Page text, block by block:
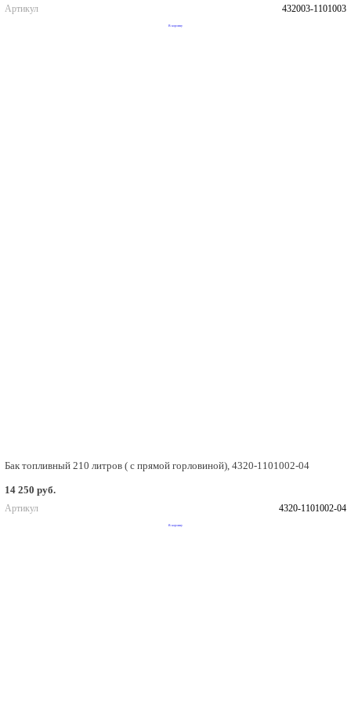
Артикул 432003-1101003
В корзину
Бак топливный 210 литров ( с прямой горловиной), 4320-1101002-04
14 250 руб.
Артикул 4320-1101002-04
В корзину